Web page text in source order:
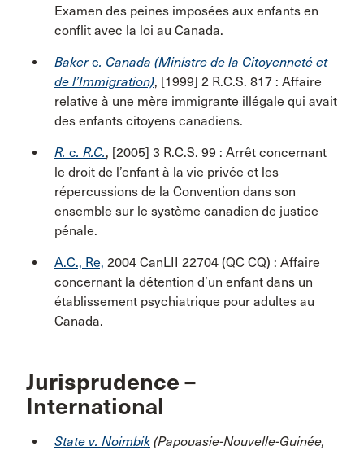
Examen des peines imposées aux enfants en
conflit avec la loi au Canada.
Bakerc. Canada (Ministre de la Citoyenneté et
de l’Immigration), [1999] 2 R.C.S. 817 : Affaire
relative à une mère immigrante illégale qui avait
des enfants citoyens canadiens.
R. c. R.C., [2005] 3 R.C.S. 99 : Arrêt concernant
le droit de l’enfant à la vie privée et les
répercussions de la Convention dans son
ensemble sur le système canadien de justice
pénale.
A.C., Re, 2004 CanLII 22704 (QC CQ) : Affaire
concernant la détention d’un enfant dans un
établissement psychiatrique pour adultes au
Canada.
Jurisprudence –
International
State v. Noimbik(Papouasie-Nouvelle-Guinée,